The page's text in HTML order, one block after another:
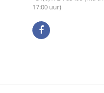
17:00 uur)